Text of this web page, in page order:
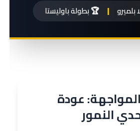
| 🏆 بطولة باوليستا
عودة
النمور